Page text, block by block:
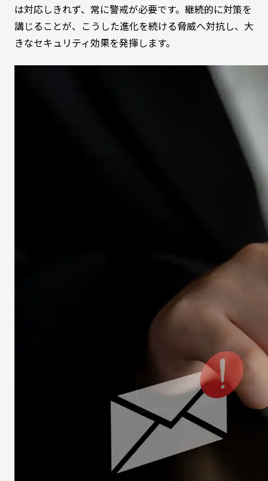
は対応しきれず、常に警戒が必要です。継続的に対策を
講じることが、こうした進化を続ける脅威へ対抗し、大
きなセキュリティ効果を発揮します。